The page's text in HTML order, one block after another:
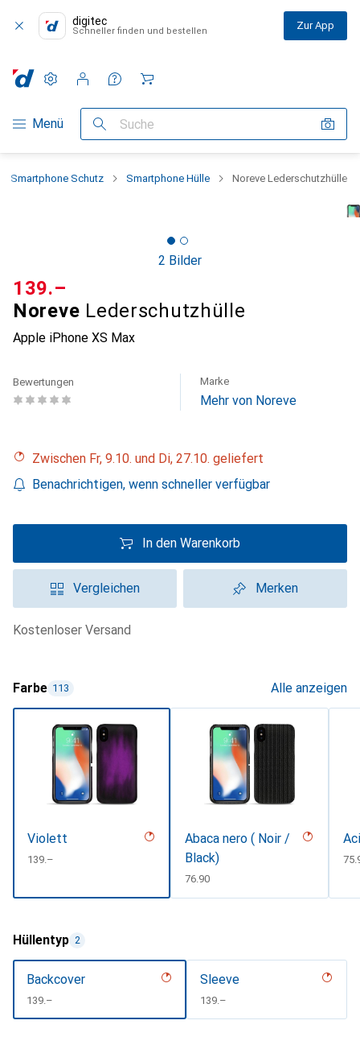
digitec
Schneller finden und bestellen Zur App
Navigation nach Kategorien
Menü Suche
Einstellungen
Kundenkonto
Vergleichslisten
Merklisten
Warenkorb
Smartphone Schutz Smartphone Hülle Noreve Lederschutzhülle
2 Bilder
Noreve Lederschutzhülle
Apple iPhone XS Max
CHF
139.–
Bewertungen Marke
Mehr von Noreve
Zwischen Fr, 9.10. und Di, 27.10. geliefert
Benachrichtigen, wenn schneller verfügbar
In den Warenkorb
Vergleichen Merken
kostenloser Versand
Farbe 113 Alle anzeigen
Violett
CHF
139.–
Abaca nero ( Noir /
Black)
CHF
76.90
Hüllentyp 2
Backcover
CHF
139.–
Sleeve
CHF
139.–